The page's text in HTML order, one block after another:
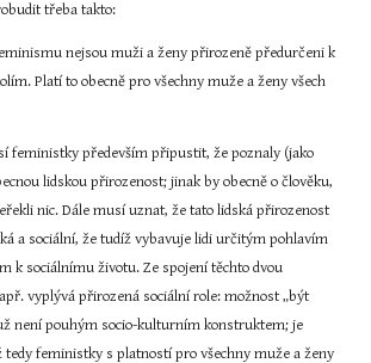
třeba takto:
nejsou muži a ženy přirozeně předurčeni k
Platí to obecně pro všechny muže a ženy všech
feministky především připustit, že poznaly (jako
lidskou přirozenost; jinak by obecně o člověku,
nic. Dále musí uznat, že tato lidská přirozenost
a sociální, že tudíž vybavuje lidi určitým pohlavím
k sociálnímu životu. Ze spojení těchto dvou
vyplývá přirozená sociální role: možnost „být
není pouhým socio-kulturním konstruktem; je
tedy feministky s platností pro všechny muže a ženy